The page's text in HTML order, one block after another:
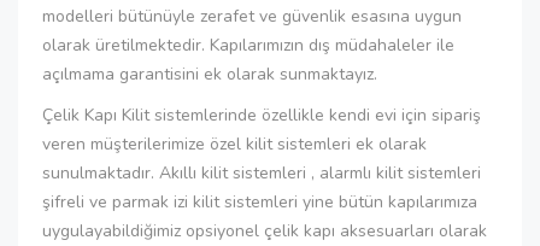
modelleri bütünüyle zerafet ve güvenlik esasına uygun
olarak üretilmektedir. Kapılarımızın dış müdahaleler ile
açılmama garantisini ek olarak sunmaktayız.
Çelik Kapı Kilit sistemlerinde özellikle kendi evi için sipariş
veren müşterilerimize özel kilit sistemleri ek olarak
sunulmaktadır. Akıllı kilit sistemleri , alarmlı kilit sistemleri
şifreli ve parmak izi kilit sistemleri yine bütün kapılarımıza
uygulayabildiğimiz opsiyonel çelik kapı aksesuarları olarak